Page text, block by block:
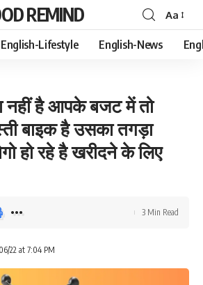
REMIND
Font
Resizer
Aa
English-Lifestyle English-News
नहीं है आपके बजट में तो
बाइक है उसका तगड़ा
हो रहे है खरीदने के लिए
22 at 7:04 PM
3 Min Read